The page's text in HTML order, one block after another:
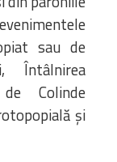
sau de
Întâlnirea
Colinde
și